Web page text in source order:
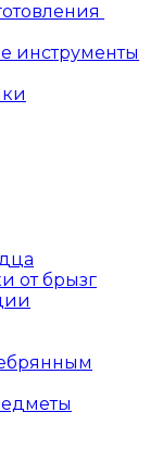
инструменты
от брызг